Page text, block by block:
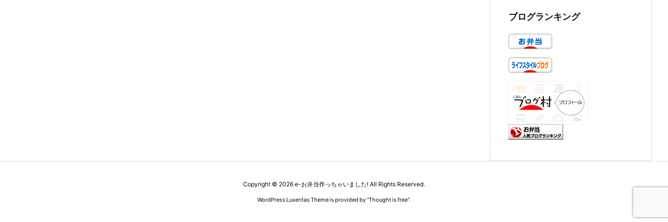
ブログランキング
Copyright © 2026 e-お弁当作っちゃいました! All Rights Reserved.
WordPress Luxeritas Theme is provided by "Thought is free".